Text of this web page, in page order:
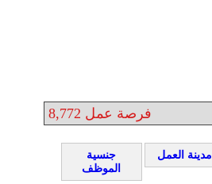
8,772 فرصة عمل
مدينة العمل
جنسية
الموظف